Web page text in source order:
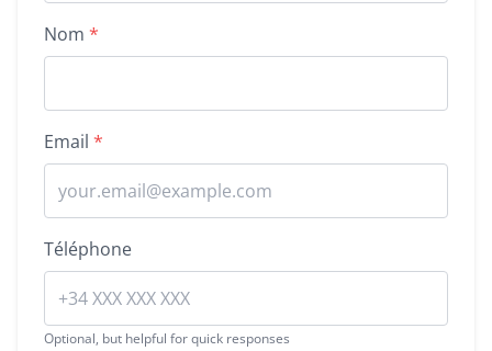
Nom *
Email *
Téléphone
Optional, but helpful for quick responses